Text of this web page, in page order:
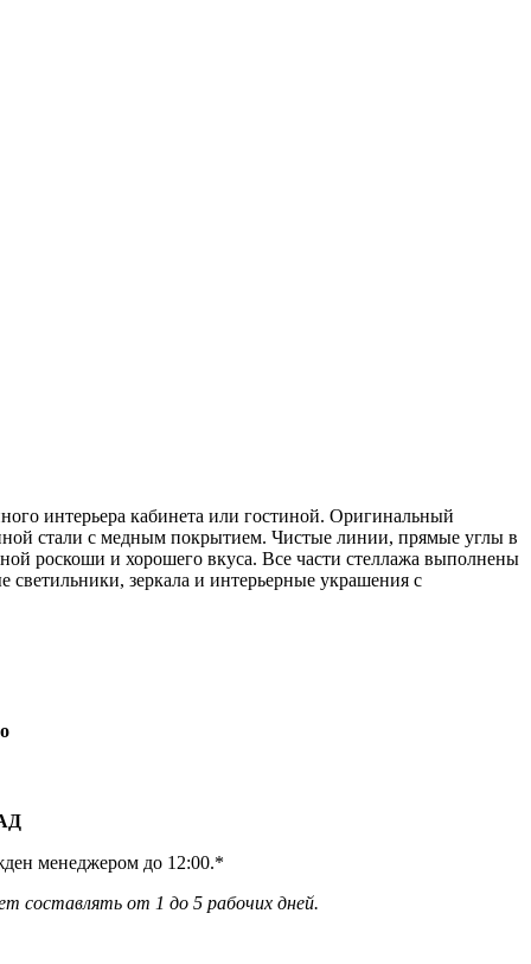
интерьера кабинета или гостиной. Оригинальный
стали с медным покрытием. Чистые линии, прямые углы в
роскоши и хорошего вкуса. Все части стеллажа выполнены
зеркала и интерьерные украшения с
менеджером до 12:00.*
составлять от 1 до 5 рабочих дней.